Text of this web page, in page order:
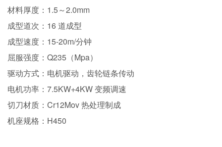
材料厚度：1.5～2.0mm
成型道次：16 道成型
成型速度：15-20m/分钟
屈服强度：Q235（Mpa）
驱动方式：电机驱动，齿轮链条传动
电机功率：7.5KW+4KW 变频调速
切刀材质：Cr12Mov 热处理制成
机座规格：H450